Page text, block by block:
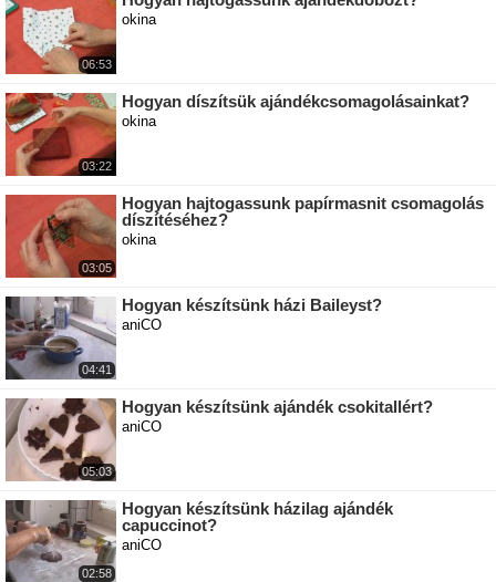
06:53
okina
03:22
Hogyan díszítsük ajándékcsomagolásainkat?
okina
03:05
Hogyan hajtogassunk papírmasnit csomagolás
díszítéséhez?
okina
04:41
Hogyan készítsünk házi Baileyst?
aniCO
05:03
Hogyan készítsünk ajándék csokitallért?
aniCO
02:58
Hogyan készítsünk házilag ajándék
capuccinot?
aniCO